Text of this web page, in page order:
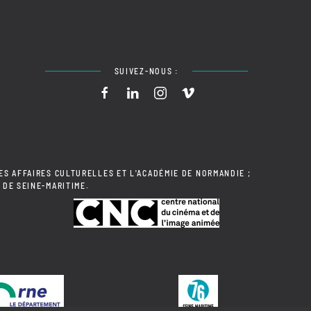
SUIVEZ-NOUS :
AFFAIRES CULTURELLES ET L'ACADÉMIE DE NORMANDIE ;
SEINE-MARITIME.